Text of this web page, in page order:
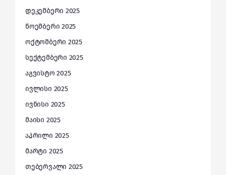
დეკემბერი 2025
ნოემბერი 2025
ოქტომბერი 2025
სექტემბერი 2025
აგვისტო 2025
ივლისი 2025
ივნისი 2025
მაისი 2025
აპრილი 2025
მარტი 2025
თებერვალი 2025